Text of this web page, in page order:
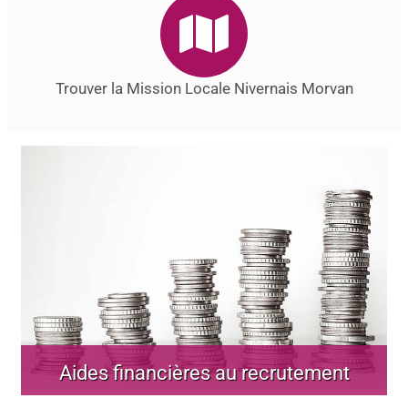
Trouver la Mission Locale Nivernais Morvan
Aides financières au recrutement